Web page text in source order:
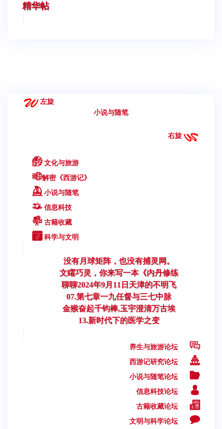
精华帖
左旋
小说与随笔
右旋
文化与旅游
解密《西游记》
小说与随笔
信息科技
古籍收藏
科学与文明
没有月球矩阵，也没有捕灵网。
文矅巧灵，你来写一本《内丹修练
聊聊2024年9月11日天津的不明飞
07.第七章一九任督与三七中脉
金猴奋起千钧棒,玉宇澄清万古埃
13.新时代下的医学之变
养生与旅游论坛
西游记研究论坛
小说与随笔论坛
信息科技论坛
古籍收藏论坛
文明与科学论坛